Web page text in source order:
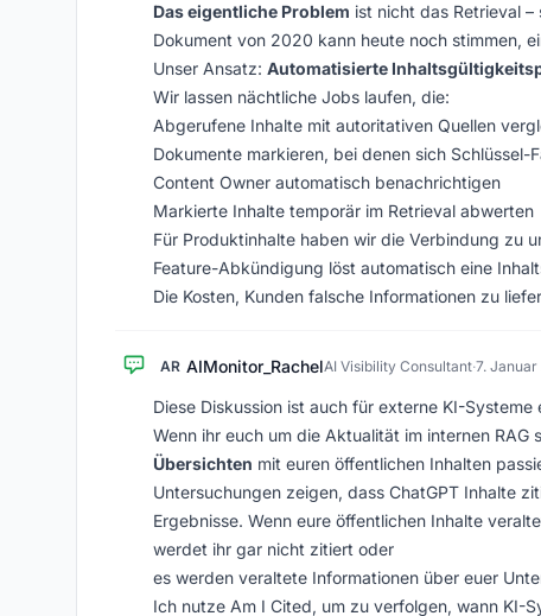
Das eigentliche Problem ist nicht das Retrieval –
Dokument von 2020 kann heute noch stimmen,
Unser Ansatz: Automatisierte
Wir lassen nächtliche Jobs laufen, die:
Abgerufene Inhalte mit autoritativen Quellen
Dokumente markieren, bei denen sich Schlüssel-
Content Owner automatisch benachrichtigen
Markierte Inhalte temporär im Retrieval abwerten
Für Produktinhalte haben wir die Verbindung zu
Feature-Abkündigung löst automatisch eine
Die Kosten, Kunden falsche Informationen zu
AR AIMonitor_RachelAI Visibility Consultant·7.
Diese Diskussion ist auch für externe KI-Systeme
Wenn ihr euch um die Aktualität im internen
Übersichten mit euren öffentlichen Inhalten
Untersuchungen zeigen, dass ChatGPT Inhalte
Ergebnisse. Wenn eure öffentlichen Inhalte
werdet ihr gar nicht zitiert oder
es werden veraltete Informationen über euer
Ich nutze Am I Cited, um zu verfolgen, wann KI-